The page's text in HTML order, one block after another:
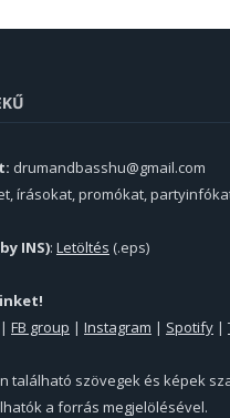
drumandbasshu@gmail.com
írásokat, promókat,
INS): Letöltés (.eps)
| FB group | Instagram | Spotify |
található szövegek és képek
a forrás megjelölésével.